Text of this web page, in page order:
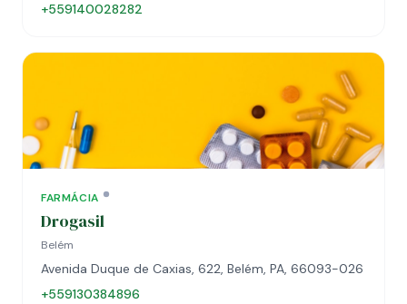
+559140028282
FARMÁCIA
Drogasil
Belém
Avenida Duque de Caxias, 622, Belém, PA, 66093-026
+559130384896